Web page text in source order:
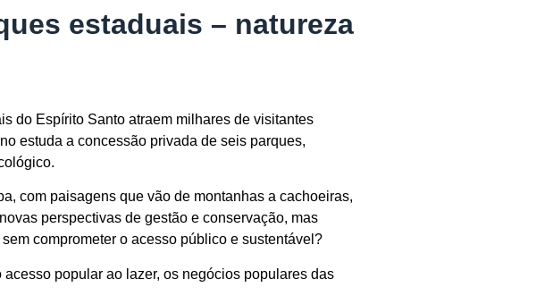
estaduais – natureza
do Espírito Santo atraem milhares de visitantes
estuda a concessão privada de seis parques,
com paisagens que vão de montanhas a cachoeiras,
perspectivas de gestão e conservação, mas
comprometer o acesso público e sustentável?
popular ao lazer, os negócios populares das